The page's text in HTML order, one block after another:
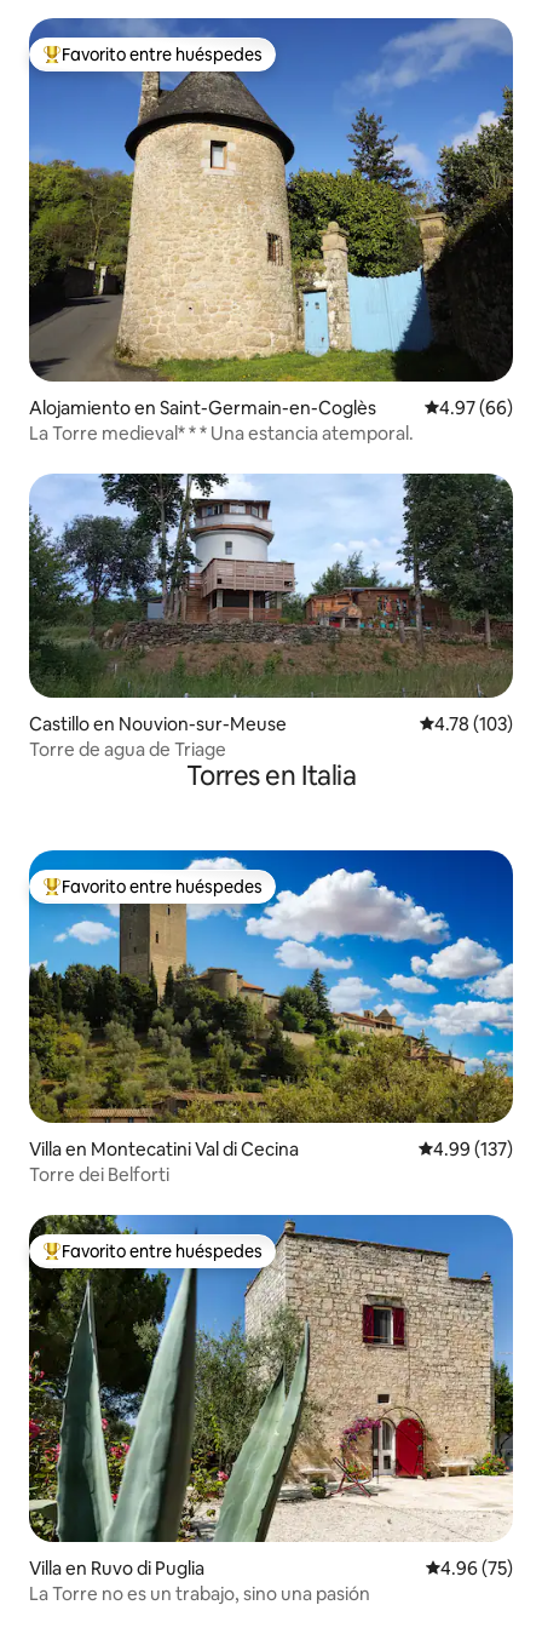
Favorito entre huéspedes preferido
Favorito entre huéspedes
Alojamiento en Saint-Germain-en-Coglès Calificación
4.97 (66)
La Torre medieval* * * Una estancia atemporal.
Castillo en Nouvion-sur-Meuse Calificación
4.78 (103)
Torre de agua de Triage
Torres en Italia
Favorito entre huéspedes preferido
Favorito entre huéspedes
Villa en Montecatini Val di Cecina Calificación
4.99 (137)
Torre dei Belforti
Favorito entre huéspedes preferido
Favorito entre huéspedes
Villa en Ruvo di Puglia Calificación
4.96 (75)
La Torre no es un trabajo, sino una pasión